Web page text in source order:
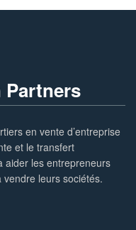
Partners
en vente d’entreprise
et le transfert
aider les entrepreneurs
leurs sociétés.